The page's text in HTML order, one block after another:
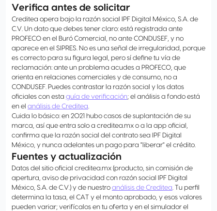
Verifica antes de solicitar
Creditea opera bajo la razón social IPF Digital México, S.A. de
C.V. Un dato que debes tener claro: está registrada ante
PROFECO en el Buró Comercial, no ante CONDUSEF, y no
aparece en el SIPRES. No es una señal de irregularidad, porque
es correcto para su figura legal, pero sí define tu vía de
reclamación: ante un problema acudes a PROFECO, que
orienta en relaciones comerciales y de consumo, no a
CONDUSEF. Puedes contrastar la razón social y los datos
oficiales con esta guía de verificación; el análisis a fondo está
en el análisis de Creditea.
Cuida lo básico: en 2021 hubo casos de suplantación de su
marca, así que entra solo a creditea.mx o a la app oficial,
confirma que la razón social del contrato sea IPF Digital
México, y nunca adelantes un pago para "liberar" el crédito.
Fuentes y actualización
Datos del sitio oficial creditea.mx (producto, sin comisión de
apertura, aviso de privacidad con razón social IPF Digital
México, S.A. de C.V.) y de nuestro análisis de Creditea. Tu perfil
determina la tasa, el CAT y el monto aprobado, y esos valores
pueden variar; verifícalos en tu oferta y en el simulador el